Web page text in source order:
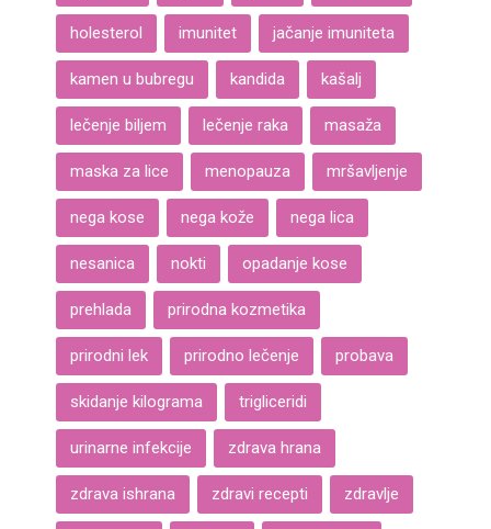
holesterol imunitet jačanje imuniteta
kamen u bubregu kandida kašalj
lečenje biljem lečenje raka masaža
maska za lice menopauza mršavljenje
nega kose nega kože nega lica
nesanica nokti opadanje kose
prehlada prirodna kozmetika
prirodni lek prirodno lečenje probava
skidanje kilograma trigliceridi
urinarne infekcije zdrava hrana
zdrava ishrana zdravi recepti zdravlje